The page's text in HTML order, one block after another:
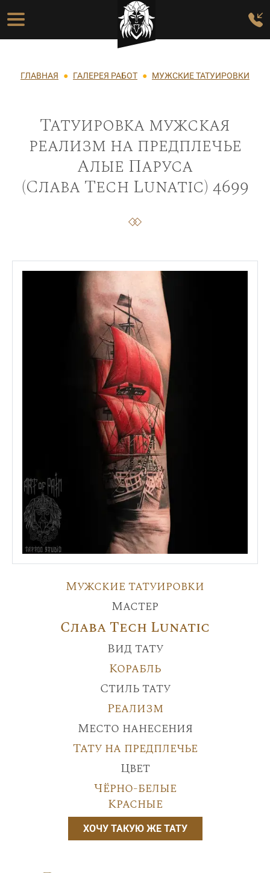
Перейти к основному содержанию
Основная навигация
Строка навигации
ГЛАВНАЯ ГАЛЕРЕЯ РАБОТ МУЖСКИЕ ТАТУИРОВКИ
Татуировка мужская
реализм на предплечье
Алые Паруса
(Слава Tech Lunatic) 4699
Мужские татуировки
Мастер
Слава Tech Lunatic
Вид тату
Корабль
Стиль тату
Реализм
Место нанесения
Тату на предплечье
Цвет
Чёрно-белые
Красные
ХОЧУ ТАКУЮ ЖЕ ТАТУ